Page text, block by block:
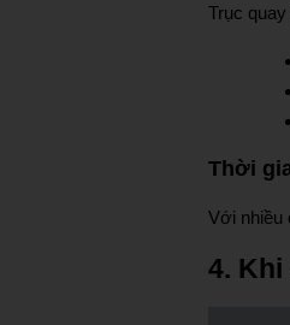
Trục
Thời
Với nhiều
4.